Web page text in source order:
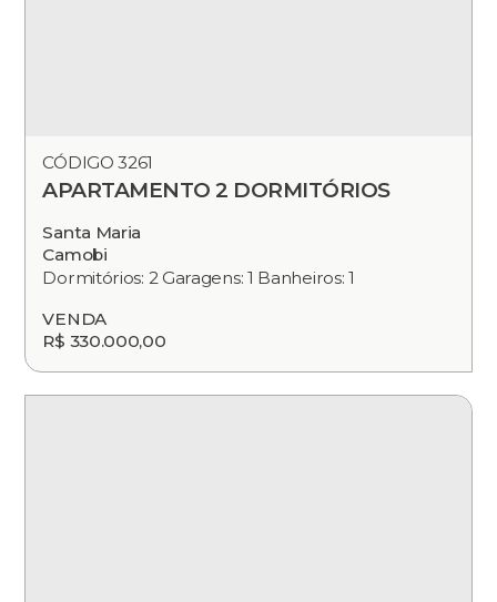
CÓDIGO 3261
APARTAMENTO 2 DORMITÓRIOS
Santa Maria
Camobi
Dormitórios: 2 Garagens: 1 Banheiros: 1
VENDA
R$ 330.000,00